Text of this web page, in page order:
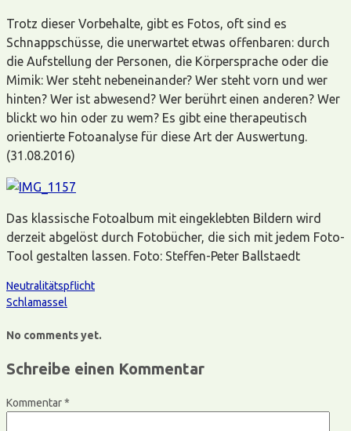
Trotz dieser Vorbehalte, gibt es Fotos, oft sind es
Schnappschüsse, die unerwartet etwas offenbaren: durch
die Aufstellung der Personen, die Körpersprache oder die
Mimik: Wer steht nebeneinander? Wer steht vorn und wer
hinten? Wer ist abwesend? Wer berührt einen anderen? Wer
blickt wo hin oder zu wem? Es gibt eine therapeutisch
orientierte Fotoanalyse für diese Art der Auswertung.
(31.08.2016)
Das klassische Fotoalbum mit eingeklebten Bildern wird
derzeit abgelöst durch Fotobücher, die sich mit jedem Foto-
Tool gestalten lassen. Foto: Steffen-Peter Ballstaedt
Neutralitätspflicht
Schlamassel
No comments yet.
Schreibe einen Kommentar
Kommentar*